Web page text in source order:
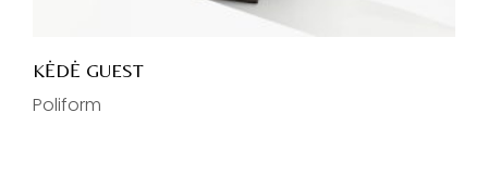
KĖDĖ GUEST
Poliform